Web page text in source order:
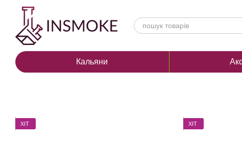
Перейти до основного контенту
Кальяни
ХІТ ХІТ